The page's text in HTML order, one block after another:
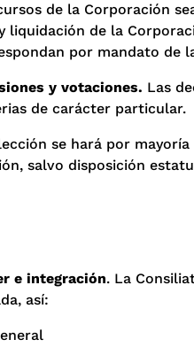
de la Corporación
liquidación de la
por mandato de
y votaciones. Las
de carácter particular.
se hará por
salvo disposición
e integración. La
así: